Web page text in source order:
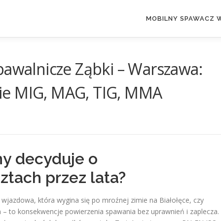
MOBILNY SPAWACZ
Ząbki – Warszawa:
MIG, MAG, TIG, MMA
decyduje o
przez lata?
która wygina się po mroźnej zimie na Białołęce, czy
to konsekwencje powierzenia spawania bez uprawnień i zaplecza.